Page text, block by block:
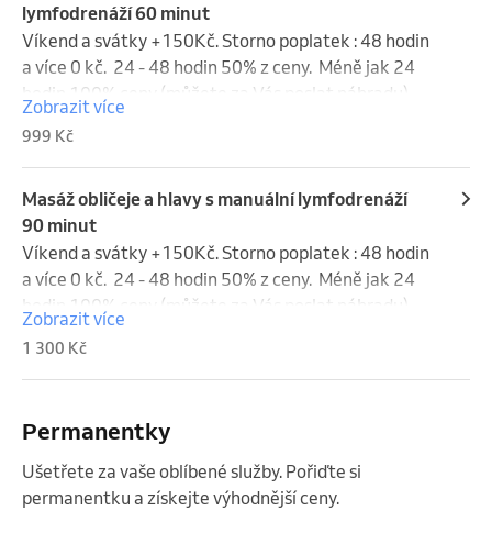
lymfodrenáží 60 minut
Víkend a svátky +150Kč. Storno poplatek : 48 hodin
a více 0 kč.  24 - 48 hodin 50% z ceny.  Méně jak 24
hodin 100% ceny (můžete za Vás poslat náhradu).
Víkend a svátky se do storna nepočítají.
Zobrazit více
999 Kč
Masáž obličeje a hlavy s manuální lymfodrenáží
90 minut
Víkend a svátky +150Kč. Storno poplatek : 48 hodin
a více 0 kč.  24 - 48 hodin 50% z ceny.  Méně jak 24
hodin 100% ceny (můžete za Vás poslat náhradu).
Víkend a svátky se do storna nepočítají.
Zobrazit více
1 300 Kč
Permanentky
Ušetřete za vaše oblíbené služby. Pořiďte si
permanentku a získejte výhodnější ceny.